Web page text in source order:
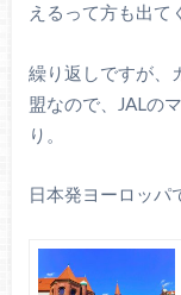
えるって方も出て
繰り返しですが、
盟なので、JALの
り。
日本発ヨーロッパ